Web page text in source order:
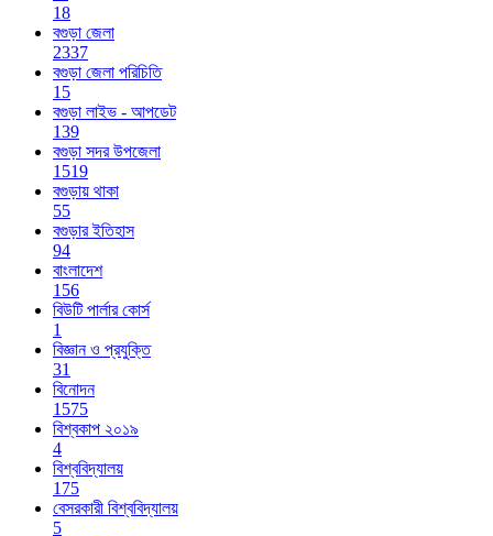
18
বগুড়া জেলা
2337
বগুড়া জেলা পরিচিতি
15
বগুড়া লাইভ - আপডেট
139
বগুড়া সদর উপজেলা
1519
বগুড়ায় থাকা
55
বগুড়ার ইতিহাস
94
বাংলাদেশ
156
বিউটি পার্লার কোর্স
1
বিজ্ঞান ও প্রযুক্তি
31
বিনোদন
1575
বিশ্বকাপ ২০১৯
4
বিশ্ববিদ্যালয়
175
বেসরকারী বিশ্ববিদ্যালয়
5